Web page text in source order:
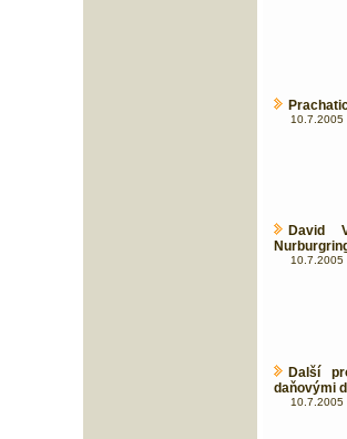
10.7.2005
David
10.7.2005
Další
daňovými
10.7.2005